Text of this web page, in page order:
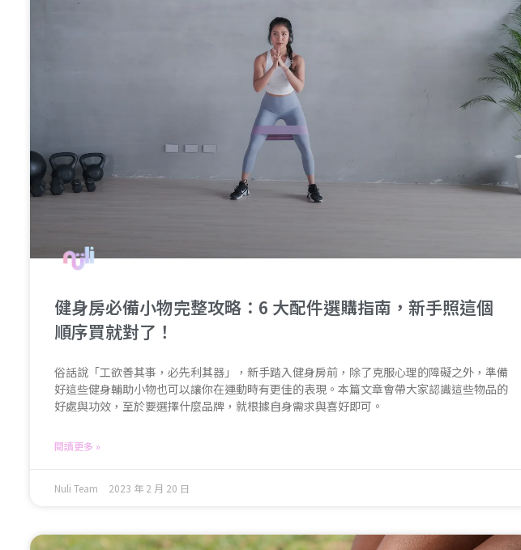
健身房必備小物完整攻略：6 大配件選購指南，新手照這個
順序買就對了！
俗話說「工欲善其事，必先利其器」，新手踏入健身房前，除了克服心理的障礙之外，準備
好這些健身輔助小物也可以讓你在運動時有更佳的表現。本篇文章會帶大家認識這些物品的
好處與功效，至於要選擇什麼品牌，就根據自身需求與喜好即可。
閱讀更多 »
Nuli Team 2023 年 2 月 20 日